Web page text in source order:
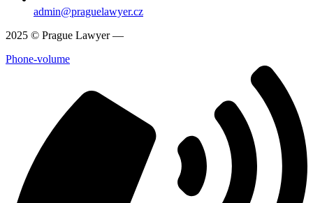
admin@praguelawyer.cz
2025 © Prague Lawyer —
Phone-volume